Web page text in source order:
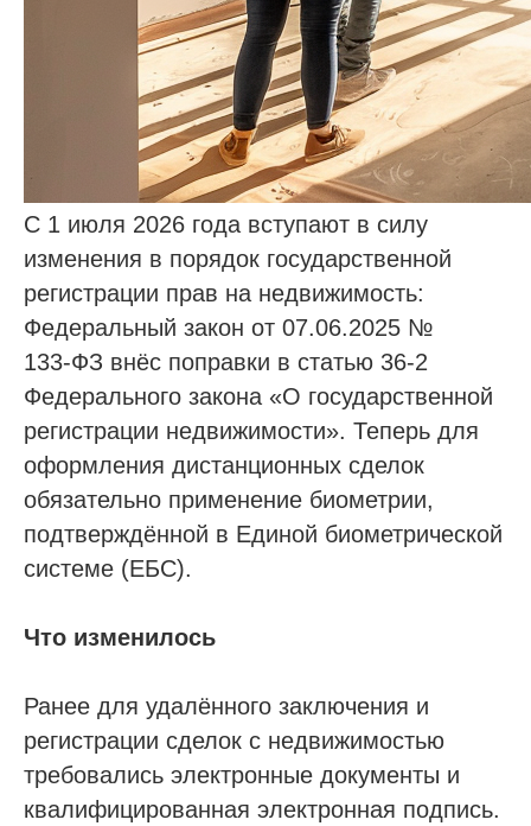
С 1 июля 2026 года вступают в силу
изменения в порядок государственной
регистрации прав на недвижимость:
Федеральный закон от 07.06.2025 №
133‑ФЗ внёс поправки в статью 36‑2
Федерального закона «О государственной
регистрации недвижимости». Теперь для
оформления дистанционных сделок
обязательно применение биометрии,
подтверждённой в Единой биометрической
системе (ЕБС).
Что изменилось
Ранее для удалённого заключения и
регистрации сделок с недвижимостью
требовались электронные документы и
квалифицированная электронная подпись.